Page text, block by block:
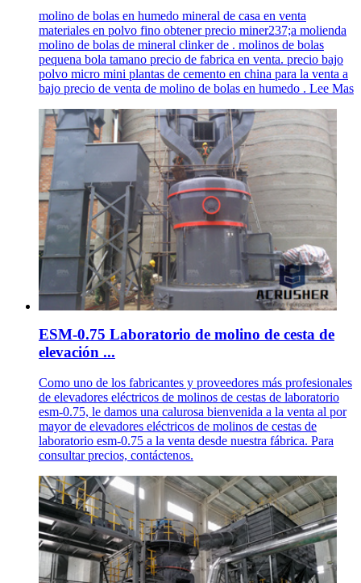
molino de bolas en humedo mineral de casa en venta
materiales en polvo fino obtener precio miner237;a molienda
molino de bolas de mineral clinker de . molinos de bolas
pequena bola tamano precio de fabrica en venta. precio bajo
polvo micro mini plantas de cemento en china para la venta a
bajo precio de venta de molino de bolas en humedo . Lee Mas
ESM-0.75 Laboratorio de molino de cesta de
elevación ...
Como uno de los fabricantes y proveedores más profesionales
de elevadores eléctricos de molinos de cestas de laboratorio
esm-0.75, le damos una calurosa bienvenida a la venta al por
mayor de elevadores eléctricos de molinos de cestas de
laboratorio esm-0.75 a la venta desde nuestra fábrica. Para
consultar precios, contáctenos.